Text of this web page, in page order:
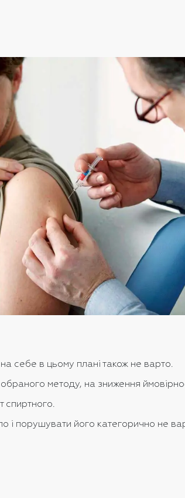
себе в цьому плані також не варто.
методу, на зниження
спиртного.
і порушувати його категорично не